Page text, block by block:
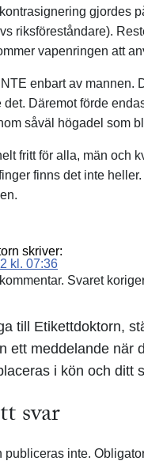
gjordes
riksföreståndare).
vapenringen att
enbart av mannen.
det. Däremot förde
såväl högadel som
fritt för alla, män och
finns det inte
skriver:
kl. 07:36
Svaret
till Etikettdoktorn,
ett meddelande när
i kön och ditt
svar
publiceras inte.